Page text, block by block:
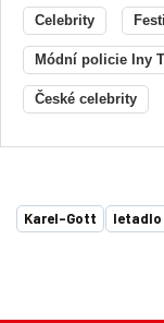
Celebrity
Módní policie Iny
České celebrity
Karel-Gott letadlo